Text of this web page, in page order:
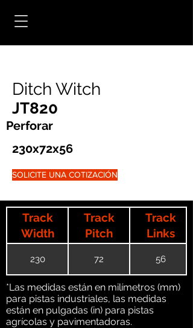
Ditch Witch
JT820
Perforar
230x72x56
SOLICITE UNA COTIZACIÓN
Track
Width
Track
Pitch
Track
Links
230 72 56
*Las medidas están en milímetros (mm)
para pistas industriales, las medidas
están en pulgadas (in) para pistas
agrícolas y pavimentadoras.